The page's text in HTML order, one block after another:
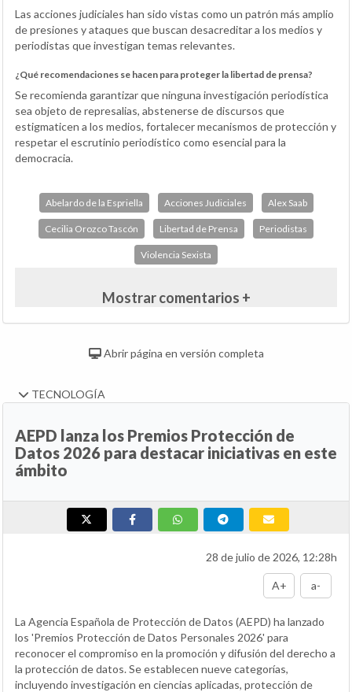
Las acciones judiciales han sido vistas como un patrón más amplio
de presiones y ataques que buscan desacreditar a los medios y
periodistas que investigan temas relevantes.
¿Qué recomendaciones se hacen para proteger la libertad de prensa?
Se recomienda garantizar que ninguna investigación periodística
sea objeto de represalias, abstenerse de discursos que
estigmaticen a los medios, fortalecer mecanismos de protección y
respetar el escrutinio periodístico como esencial para la
democracia.
Abelardo de la Espriella Acciones Judiciales Alex Saab
Cecilia Orozco Tascón Libertad de Prensa Periodistas
Violencia Sexista
Mostrar comentarios +
Abrir página en versión completa
TECNOLOGÍA
AEPD lanza los Premios Protección de
Datos 2026 para destacar iniciativas en este
ámbito
28 de julio de 2026, 12:28h
A+ a-
La Agencia Española de Protección de Datos (AEPD) ha lanzado
los 'Premios Protección de Datos Personales 2026' para
reconocer el compromiso en la promoción y difusión del derecho a
la protección de datos. Se establecen nueve categorías,
incluyendo investigación en ciencias aplicadas, protección de